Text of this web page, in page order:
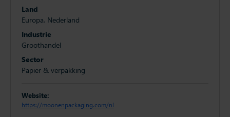
Land
Europa, Nederland
Industrie
Groothandel
Sector
Papier & verpakking
Website:
https://moonenpackaging.com/nl